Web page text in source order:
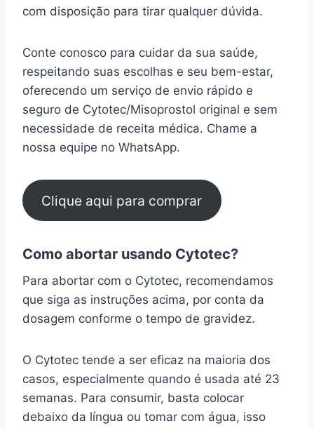
com disposição para tirar qualquer dúvida.
Conte conosco para cuidar da sua saúde,
respeitando suas escolhas e seu bem-estar,
oferecendo um serviço de envio rápido e
seguro de Cytotec/Misoprostol original e sem
necessidade de receita médica. Chame a
nossa equipe no WhatsApp.
Clique aqui para comprar
Como abortar usando Cytotec?
Para abortar com o Cytotec, recomendamos
que siga as instruções acima, por conta da
dosagem conforme o tempo de gravidez.
O Cytotec tende a ser eficaz na maioria dos
casos, especialmente quando é usada até 23
semanas. Para consumir, basta colocar
debaixo da língua ou tomar com água, isso